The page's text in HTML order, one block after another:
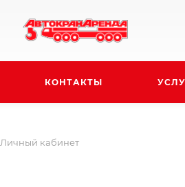
КОНТАКТЫ
Личный кабинет